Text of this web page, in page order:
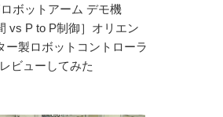
ボットアーム デモ機
vs P to P制御］オリエン
ー製ロボットコントローラ
ビューしてみた